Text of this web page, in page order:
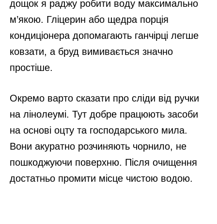
дощок я раджу робити воду максимально
м’якою. Гліцерин або щедра порція
кондиціонера допомагають ганчірці легше
ковзати, а бруд вимивається значно
простіше.
Окремо варто сказати про сліди від ручки
на лінолеумі. Тут добре працюють засоби
на основі оцту та господарського мила.
Вони акуратно розчиняють чорнило, не
пошкоджуючи поверхню. Після очищення
достатньо промити місце чистою водою.